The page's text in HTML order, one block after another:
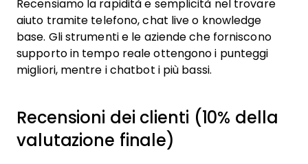
Recensiamo la rapidità e semplicità nel trovare
aiuto tramite telefono, chat live o knowledge
base. Gli strumenti e le aziende che forniscono
supporto in tempo reale ottengono i punteggi
migliori, mentre i chatbot i più bassi.
Recensioni dei clienti (10% della
valutazione finale)